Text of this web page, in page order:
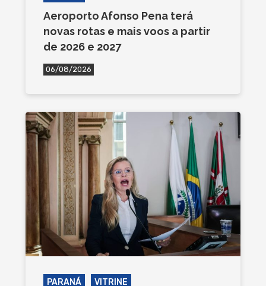
Aeroporto Afonso Pena terá
novas rotas e mais voos a partir
de 2026 e 2027
06/08/2026
PARANÁ VITRINE